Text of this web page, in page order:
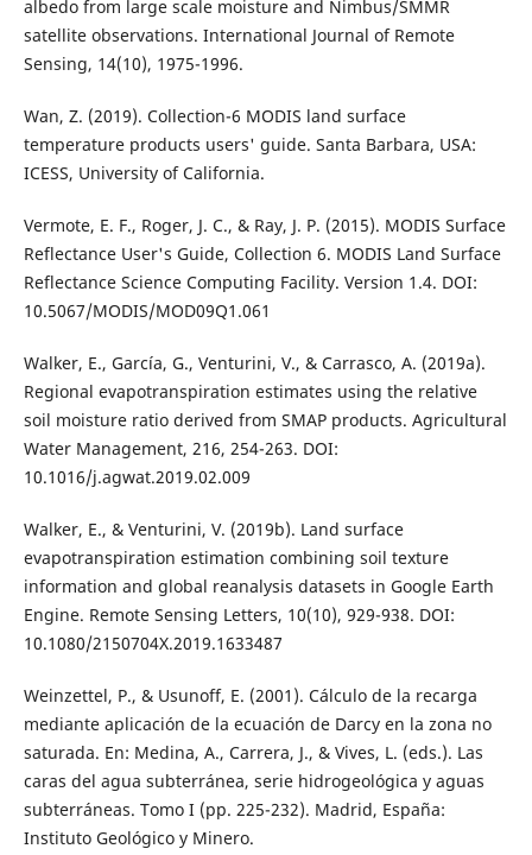
albedo from large scale moisture and Nimbus/SMMR
satellite observations. International Journal of Remote
Sensing, 14(10), 1975-1996.
Wan, Z. (2019). Collection-6 MODIS land surface
temperature products users' guide. Santa Barbara, USA:
ICESS, University of California.
Vermote, E. F., Roger, J. C., & Ray, J. P. (2015). MODIS Surface
Reflectance User's Guide, Collection 6. MODIS Land Surface
Reflectance Science Computing Facility. Version 1.4. DOI:
10.5067/MODIS/MOD09Q1.061
Walker, E., García, G., Venturini, V., & Carrasco, A. (2019a).
Regional evapotranspiration estimates using the relative
soil moisture ratio derived from SMAP products. Agricultural
Water Management, 216, 254-263. DOI:
10.1016/j.agwat.2019.02.009
Walker, E., & Venturini, V. (2019b). Land surface
evapotranspiration estimation combining soil texture
information and global reanalysis datasets in Google Earth
Engine. Remote Sensing Letters, 10(10), 929-938. DOI:
10.1080/2150704X.2019.1633487
Weinzettel, P., & Usunoff, E. (2001). Cálculo de la recarga
mediante aplicación de la ecuación de Darcy en la zona no
saturada. En: Medina, A., Carrera, J., & Vives, L. (eds.). Las
caras del agua subterránea, serie hidrogeológica y aguas
subterráneas. Tomo I (pp. 225-232). Madrid, España:
Instituto Geológico y Minero.